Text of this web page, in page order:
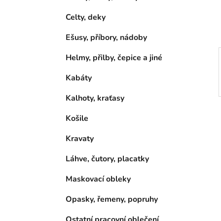
Celty, deky
Ešusy, příbory, nádoby
Helmy, přilby, čepice a jiné
Kabáty
Kalhoty, kraťasy
Košile
Kravaty
Láhve, čutory, placatky
Maskovací obleky
Opasky, řemeny, popruhy